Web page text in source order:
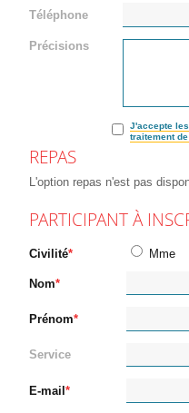
Téléphone
Précisions
J'accepte
traitement
REPAS
L'option repas n'est pas
PARTICIPANT À
Civilité Mme
Nom
Prénom
Service
E-mail